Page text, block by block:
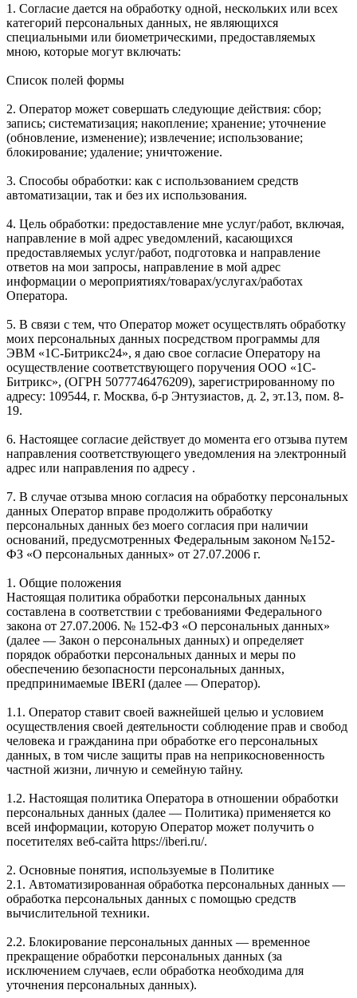
1. Согласие дается на обработку одной, нескольких или всех
категорий персональных данных, не являющихся
специальными или биометрическими, предоставляемых
мною, которые могут включать:
Список полей формы
2. Оператор может совершать следующие действия: сбор;
запись; систематизация; накопление; хранение; уточнение
(обновление, изменение); извлечение; использование;
блокирование; удаление; уничтожение.
3. Способы обработки: как с использованием средств
автоматизации, так и без их использования.
4. Цель обработки: предоставление мне услуг/работ, включая,
направление в мой адрес уведомлений, касающихся
предоставляемых услуг/работ, подготовка и направление
ответов на мои запросы, направление в мой адрес
информации о мероприятиях/товарах/услугах/работах
Оператора.
5. В связи с тем, что Оператор может осуществлять обработку
моих персональных данных посредством программы для
ЭВМ «1С-Битрикс24», я даю свое согласие Оператору на
осуществление соответствующего поручения ООО «1С-
Битрикс», (ОГРН 5077746476209), зарегистрированному по
адресу: 109544, г. Москва, б-р Энтузиастов, д. 2, эт.13, пом. 8-
19.
6. Настоящее согласие действует до момента его отзыва путем
направления соответствующего уведомления на электронный
адрес или направления по адресу .
7. В случае отзыва мною согласия на обработку персональных
данных Оператор вправе продолжить обработку
персональных данных без моего согласия при наличии
оснований, предусмотренных Федеральным законом №152-
ФЗ «О персональных данных» от 27.07.2006 г.
1. Общие положения
Настоящая политика обработки персональных данных
составлена в соответствии с требованиями Федерального
закона от 27.07.2006. № 152-ФЗ «О персональных данных»
(далее — Закон о персональных данных) и определяет
порядок обработки персональных данных и меры по
обеспечению безопасности персональных данных,
предпринимаемые IBERI (далее — Оператор).
1.1. Оператор ставит своей важнейшей целью и условием
осуществления своей деятельности соблюдение прав и свобод
человека и гражданина при обработке его персональных
данных, в том числе защиты прав на неприкосновенность
частной жизни, личную и семейную тайну.
1.2. Настоящая политика Оператора в отношении обработки
персональных данных (далее — Политика) применяется ко
всей информации, которую Оператор может получить о
посетителях веб-сайта https://iberi.ru/.
2. Основные понятия, используемые в Политике
2.1. Автоматизированная обработка персональных данных —
обработка персональных данных с помощью средств
вычислительной техники.
2.2. Блокирование персональных данных — временное
прекращение обработки персональных данных (за
исключением случаев, если обработка необходима для
уточнения персональных данных).